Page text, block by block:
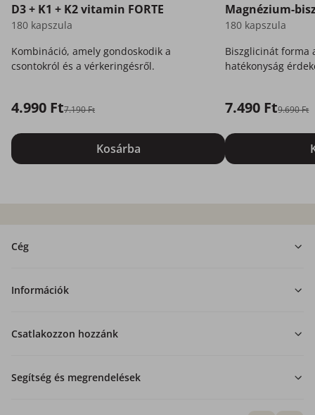
D3 + K1 + K2 vitamin FORTE
180 kapszula
Kombináció, amely gondoskodik a
csontokról és a vérkeringésről.
4.990 Ft7.190 Ft
Kosárba
Magnézium-
180 kapszula
Biszglicinát forma
hatékonyság
7.490 Ft9.690 Ft
Cég
Információk
Csatlakozzon hozzánk
Segítség és megrendelések